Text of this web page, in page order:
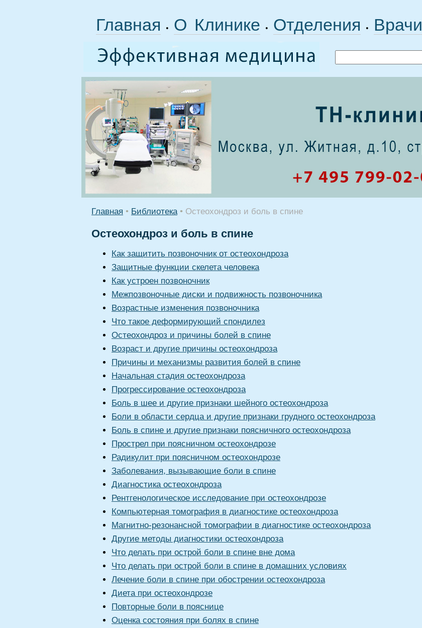
Главная • О Клинике • Отделения • Врачи
Главная • Библиотека • Остеохондроз и боль в спине
Остеохондроз и боль в спине
Как защитить позвоночник от остеохондроза
Защитные функции скелета человека
Как устроен позвоночник
Межпозвоночные диски и подвижность позвоночника
Возрастные изменения позвоночника
Что такое деформирующий спондилез
Остеохондроз и причины болей в спине
Возраст и другие причины остеохондроза
Причины и механизмы развития болей в спине
Начальная стадия остеохондроза
Прогрессирование остеохондроза
Боль в шее и другие признаки шейного остеохондроза
Боли в области сердца и другие признаки грудного остеохондроза
Боль в спине и другие признаки поясничного остеохондроза
Прострел при поясничном остеохондрозе
Радикулит при поясничном остеохондрозе
Заболевания, вызывающие боли в спине
Диагностика остеохондроза
Рентгенологическое исследование при остеохондрозе
Компьютерная томография в диагностике остеохондроза
Магнитно-резонансной томографии в диагностике остеохондроза
Другие методы диагностики остеохондроза
Что делать при острой боли в спине вне дома
Что делать при острой боли в спине в домашних условиях
Лечение боли в спине при обострении остеохондроза
Диета при остеохондрозе
Повторные боли в пояснице
Оценка состояния при болях в спине